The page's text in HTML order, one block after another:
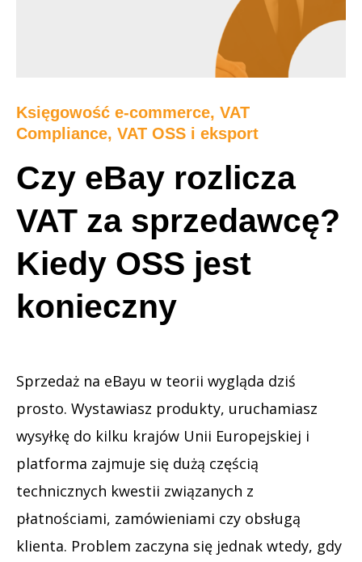
Księgowość e-commerce, VAT
Compliance, VAT OSS i eksport
Czy eBay rozlicza
VAT za sprzedawcę?
Kiedy OSS jest
konieczny
Sprzedaż na eBayu w teorii wygląda dziś
prosto. Wystawiasz produkty, uruchamiasz
wysyłkę do kilku krajów Unii Europejskiej i
platforma zajmuje się dużą częścią
technicznych kwestii związanych z
płatnościami, zamówieniami czy obsługą
klienta. Problem zaczyna się jednak wtedy, gdy